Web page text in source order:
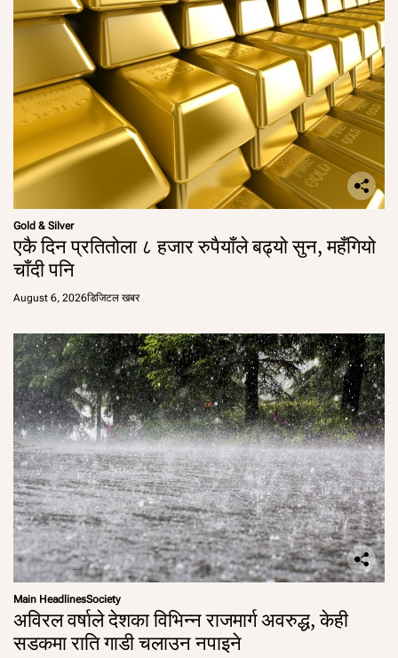
Gold & Silver
एकै दिन प्रतितोला ८ हजार रुपैयाँले बढ्यो सुन, महँगियो
चाँदी पनि
August 6, 2026डिजिटल खबर
Main HeadlinesSociety
अविरल वर्षाले देशका विभिन्न राजमार्ग अवरुद्ध, केही
सडकमा राति गाडी चलाउन नपाइने